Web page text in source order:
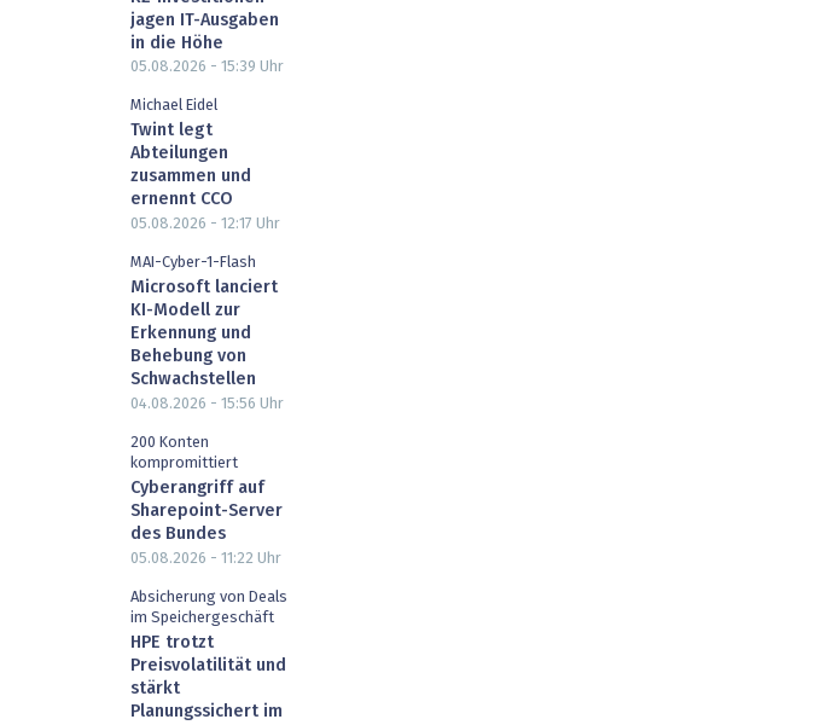
jagen IT-Ausgaben
in die Höhe
05.08.2026 - 15:39 Uhr
Michael Eidel
Twint legt
Abteilungen
zusammen und
ernennt CCO
05.08.2026 - 12:17 Uhr
MAI-Cyber-1-Flash
Microsoft lanciert
KI-Modell zur
Erkennung und
Behebung von
Schwachstellen
04.08.2026 - 15:56 Uhr
200 Konten
kompromittiert
Cyberangriff auf
Sharepoint-Server
des Bundes
05.08.2026 - 11:22 Uhr
Absicherung von Deals
im Speichergeschäft
HPE trotzt
Preisvolatilität und
stärkt
Planungssichert im